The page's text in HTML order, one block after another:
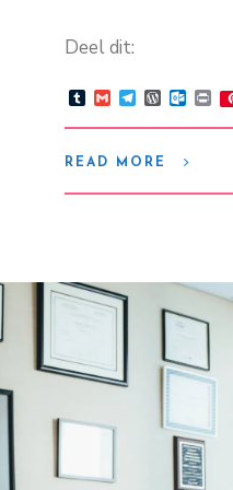
Deel dit:
TumblrGmailTelegram
READ MORE